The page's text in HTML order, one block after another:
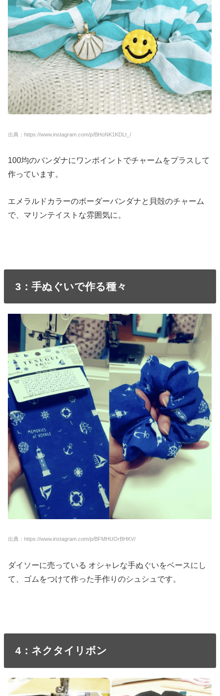
出典：https://www.instagram.com/p/BHoNK1KDLt_/
100均のバンダナにワンポイントでチャームをプラスして
作っています。
エメラルドカラーのボーダーバンダナと貝殻のチャーム
で、マリンテイストな雰囲気に。
3：手ぬぐいで作る種々
出典：https://www.instagram.com/p/BFMHUOrBHKV/
ダイソーに売っている オシャレな手ぬぐいをベースにし
て、ゴムをつけて作った手作りのシュシュです。
4：ネクタイリボン